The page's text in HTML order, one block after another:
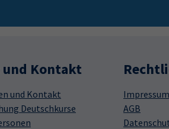
und Kontakt
und Kontakt
Deutschkurse
Impressum
AGB